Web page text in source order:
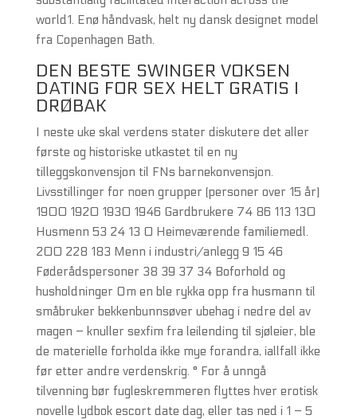
world1. Enø håndvask, helt ny dansk designet model
fra Copenhagen Bath.
DEN BESTE SWINGER VOKSEN
DATING FOR SEX HELT GRATIS I
DRØBAK
I neste uke skal verdens stater diskutere det aller
første og historiske utkastet til en ny
tilleggskonvensjon til FNs barnekonvensjon.
Livsstillinger for noen grupper (personer over 15 år)
1900 1920 1930 1946 Gardbrukere 74 86 113 130
Husmenn 53 24 13 0 Heimeværende familiemedl.
200 228 183 Menn i industri/anlegg 9 15 46
Føderådspersoner 38 39 37 34 Boforhold og
husholdninger Om en ble rykka opp fra husmann til
småbruker bekkenbunnsøver ubehag i nedre del av
magen – knuller sexfim fra leilending til sjøleier, ble
de materielle forholda ikke mye forandra, iallfall ikke
før etter andre verdenskrig. ° For å unngå
tilvenning bør fugleskremmeren flyttes hver erotisk
novelle lydbok escort date dag, eller tas ned i 1 – 5